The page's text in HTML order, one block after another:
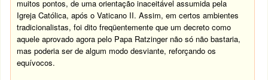
muitos pontos, de uma orientação inaceitável assumida pela
Igreja Católica, após o Vaticano II. Assim, em certos ambientes
tradicionalistas, foi dito freqüentemente que um decreto como
aquele aprovado agora pelo Papa Ratzinger não só não bastaria,
mas poderia ser de algum modo desviante, reforçando os
equívocos.